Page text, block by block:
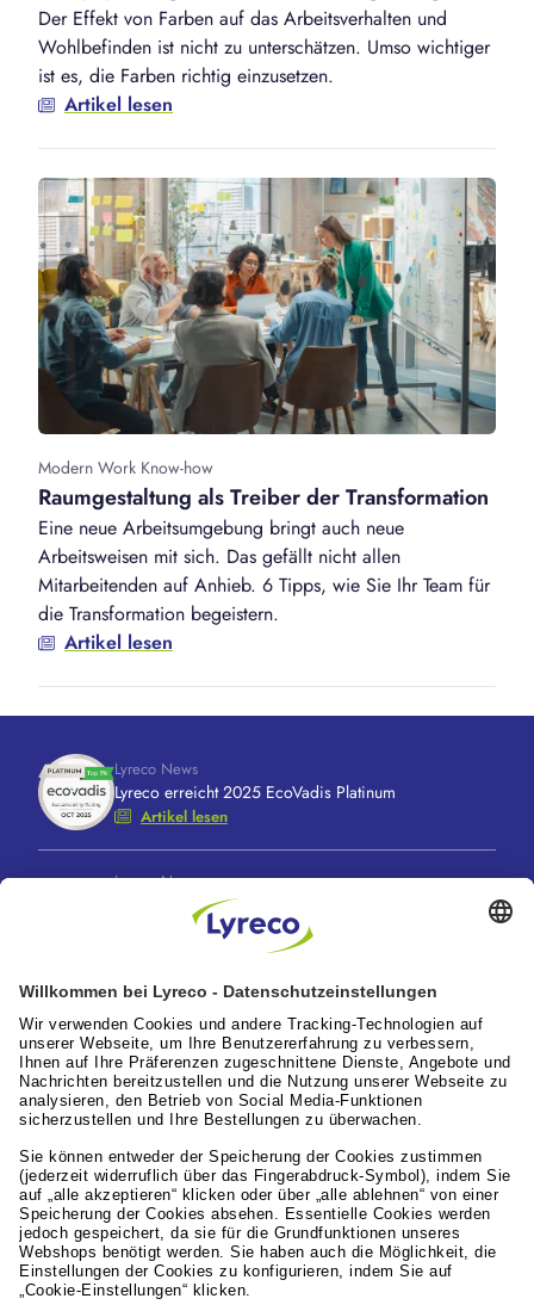
Der Effekt von Farben auf das Arbeitsverhalten und
Wohlbefinden ist nicht zu unterschätzen. Umso wichtiger
ist es, die Farben richtig einzusetzen.
Artikel lesen
Modern Work Know-how
Raumgestaltung als Treiber der Transformation
Eine neue Arbeitsumgebung bringt auch neue
Arbeitsweisen mit sich. Das gefällt nicht allen
Mitarbeitenden auf Anhieb. 6 Tipps, wie Sie Ihr Team für
die Transformation begeistern.
Artikel lesen
Lyreco News
Lyreco erreicht 2025 EcoVadis Platinum
Artikel lesen
Lyreco News
Lyreco feiert 100 Jahre “A Great Working Day.
Delivered."
Lyreco News
Lyreco Partner Convention 2026: Zentraler
Branchentreff mit Zukunftskraft
Artikel lesen
Leistungen für die Arbeitswelt
Lyreco Deutschland